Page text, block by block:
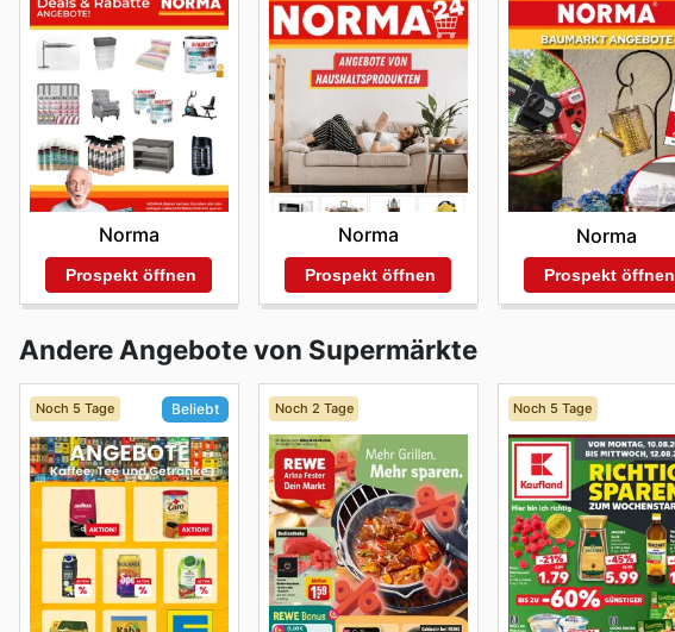
Norma
Prospekt öffnen
Norma
Prospekt öffnen
Norma
Prospekt öffnen
Andere Angebote von Supermärkte
Noch 5 Tage Beliebt Noch 2 Tage Noch 5 Tage